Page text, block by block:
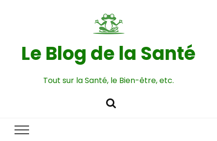
Le Blog de la Santé
Tout sur la Santé, le Bien-être, etc.